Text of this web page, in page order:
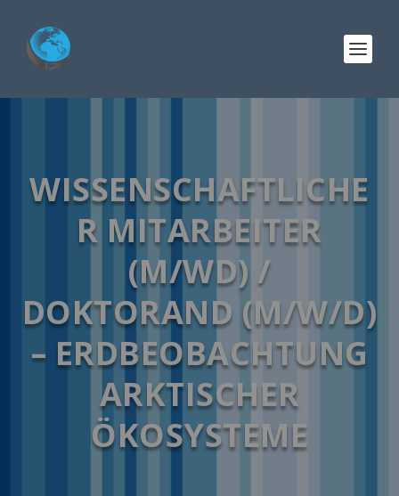
WISSENSCHAFTLICHE
R MITARBEITER
(M/WD) /
DOKTORAND (M/W/D)
– ERDBEOBACHTUNG
ARKTISCHER
ÖKOSYSTEME